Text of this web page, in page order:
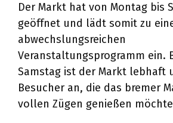
Der Markt hat von Montag bis
geöffnet und lädt somit zu
abwechslungsreichen
Veranstaltungsprogramm ein.
Samstag ist der Markt lebhaft
Besucher an, die das bremer
vollen Zügen genießen